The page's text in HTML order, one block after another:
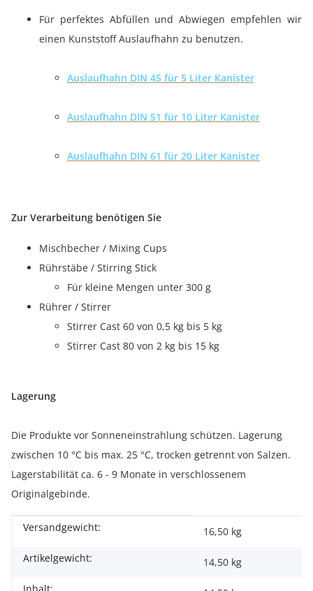
Für perfektes Abfüllen und Abwiegen empfehlen wir
einen Kunststoff Auslaufhahn zu benutzen.
Auslaufhahn DIN 45 für 5 Liter Kanister
Auslaufhahn DIN 51 für 10 Liter Kanister
Auslaufhahn DIN 61 für 20 Liter Kanister
Zur Verarbeitung benötigen Sie
Mischbecher / Mixing Cups
Rührstäbe / Stirring Stick
Für kleine Mengen unter 300 g
Rührer / Stirrer
Stirrer Cast 60 von 0,5 kg bis 5 kg
Stirrer Cast 80 von 2 kg bis 15 kg
Lagerung
Die Produkte vor Sonneneinstrahlung schützen. Lagerung
zwischen 10 °C bis max. 25 °C, trocken getrennt von Salzen.
Lagerstabilität ca. 6 - 9 Monate in verschlossenem
Originalgebinde.
Produkteigenschaft
Wert
Versandgewicht:
16,50 kg
Artikelgewicht:
14,50 kg